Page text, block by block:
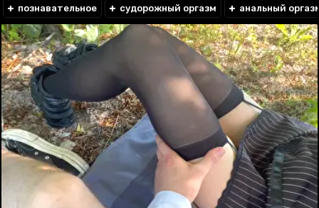
познавательное судорожный оргазм анальный